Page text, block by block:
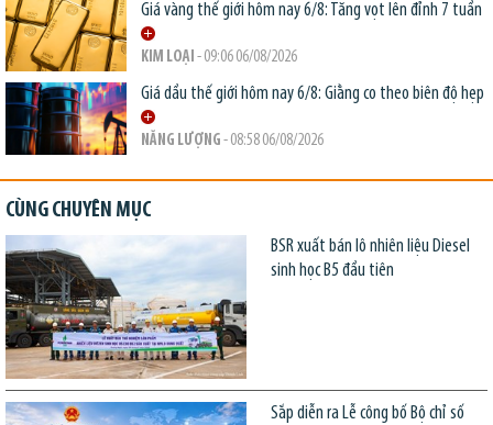
Giá vàng thế giới hôm nay 6/8: Tăng vọt lên đỉnh 7 tuần
KIM LOẠI - 09:06 06/08/2026
Giá dầu thế giới hôm nay 6/8: Giằng co theo biên độ hẹp
NĂNG LƯỢNG - 08:58 06/08/2026
CÙNG CHUYÊN MỤC
BSR xuất bán lô nhiên liệu Diesel
sinh học B5 đầu tiên
Sắp diễn ra Lễ công bố Bộ chỉ số